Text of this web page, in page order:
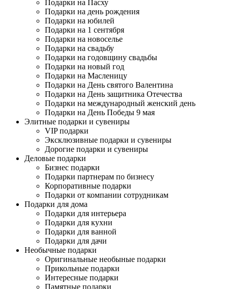
Подарки на Пасху
Подарки на день рождения
Подарки на юбилей
Подарки на 1 сентября
Подарки на новоселье
Подарки на свадьбу
Подарки на годовщину свадьбы
Подарки на новый год
Подарки на Масленицу
Подарки на День святого Валентина
Подарки на День защитника Отечества
Подарки на международный женский день
Подарки на День Победы 9 мая
Элитные подарки и сувениры
VIP подарки
Эксклюзивные подарки и сувениры
Дорогие подарки и сувениры
Деловые подарки
Бизнес подарки
Подарки партнерам по бизнесу
Корпоративные подарки
Подарки от компании сотрудникам
Подарки для дома
Подарки для интерьера
Подарки для кухни
Подарки для ванной
Подарки для дачи
Необычные подарки
Оригинальные необыные подарки
Прикольные подарки
Интересные подарки
Памятные подарки